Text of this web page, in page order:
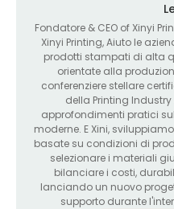
Fondatore & CEO of Xinyi
Xinyi Printing, Aiuto le
prodotti stampati di alta
orientate alla
conferenziere stellare
della Printing
approfondimenti pratici
moderne. E Xini,
basate su condizioni di
selezionare i materiali
bilanciare i costi,
lanciando un nuovo
supporto durante